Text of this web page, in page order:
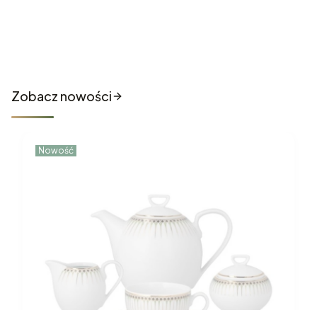
Zobacz nowości
Nowość